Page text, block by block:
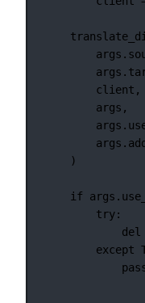
client,
args,
)
if
try:
del
except